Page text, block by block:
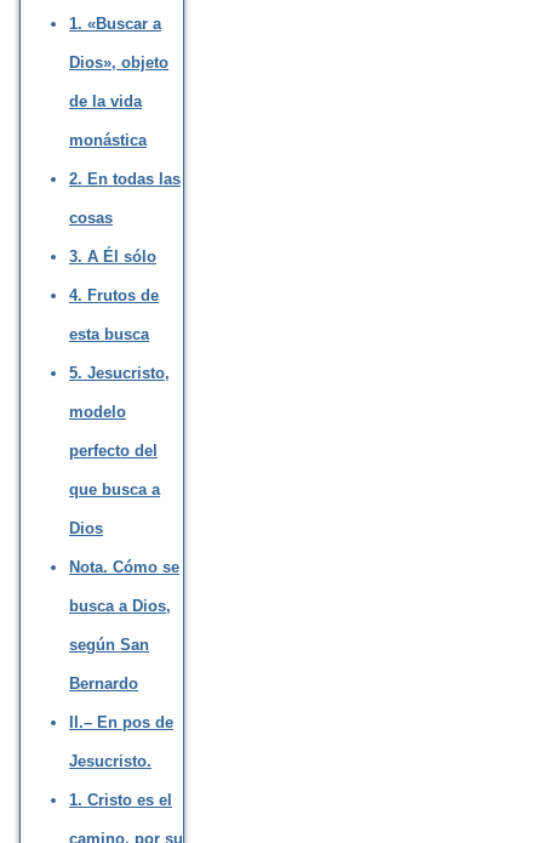
1. «Buscar a
Dios», objeto
de la vida
monástica
2. En todas las
cosas
3. A Él sólo
4. Frutos de
esta busca
5. Jesucristo,
modelo
perfecto del
que busca a
Dios
Nota. Cómo se
busca a Dios,
según San
Bernardo
II.– En pos de
Jesucristo.
1. Cristo es el
camino, por su